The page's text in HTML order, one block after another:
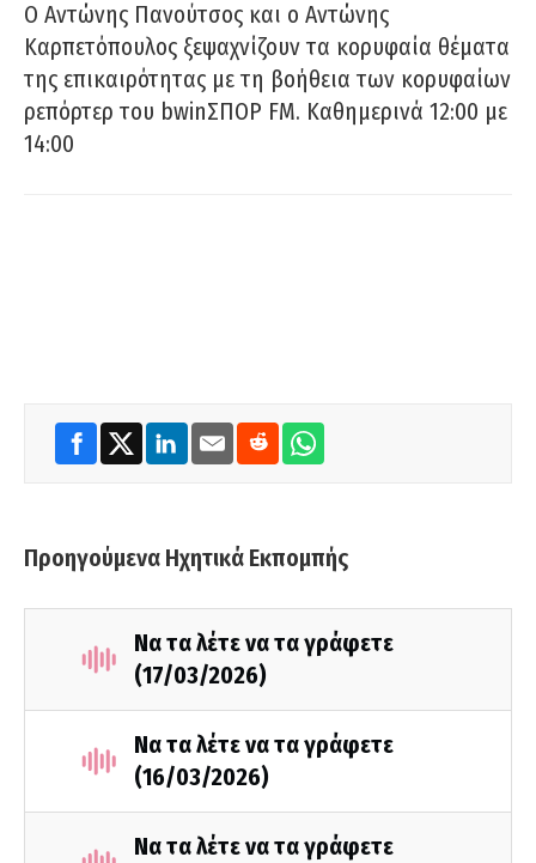
Ο Αντώνης Πανούτσος και ο Αντώνης
Καρπετόπουλος ξεψαχνίζουν τα κορυφαία θέματα
της επικαιρότητας με τη βοήθεια των κορυφαίων
ρεπόρτερ του bwinΣΠΟΡ FM. Καθημερινά 12:00 με
14:00
Προηγούμενα Ηχητικά Εκπομπής
Να τα λέτε να τα γράφετε
(17/03/2026)
Να τα λέτε να τα γράφετε
(16/03/2026)
Να τα λέτε να τα γράφετε